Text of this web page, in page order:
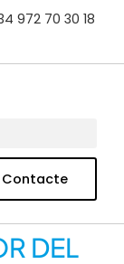
972 70 30 18
Contacte
DEL